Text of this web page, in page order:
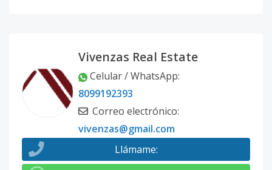
Vivenzas Real Estate
Celular / WhatsApp:
8099192393
Correo electrónico:
vivenzas@gmail.com
Llámame: